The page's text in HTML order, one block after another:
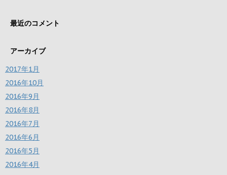
最近のコメント
アーカイブ
2017年1月
2016年10月
2016年9月
2016年8月
2016年7月
2016年6月
2016年5月
2016年4月